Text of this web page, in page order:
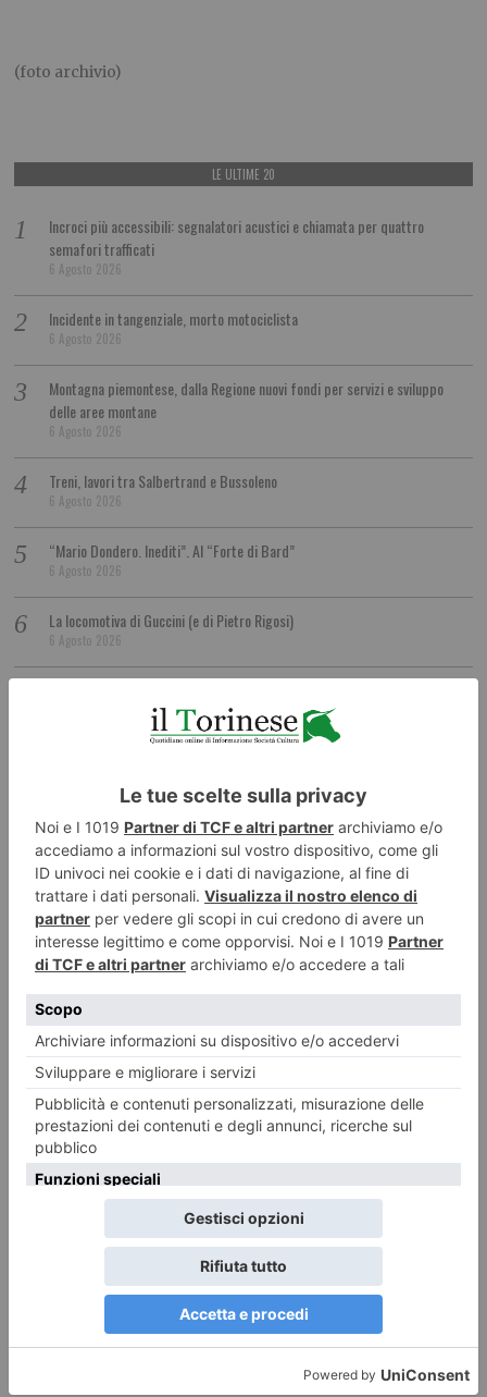
(foto archivio)
LE ULTIME 20
Incroci più accessibili: segnalatori acustici e chiamata per quattro
semafori trafficati
6 Agosto 2026
Incidente in tangenziale, morto motociclista
6 Agosto 2026
Montagna piemontese, dalla Regione nuovi fondi per servizi e sviluppo
delle aree montane
6 Agosto 2026
Treni, lavori tra Salbertrand e Bussoleno
6 Agosto 2026
“Mario Dondero. Inediti”. Al “Forte di Bard”
6 Agosto 2026
La locomotiva di Guccini (e di Pietro Rigosi)
6 Agosto 2026
L’abbazia di Santa Fede
6 Agosto 2026
De Marchi tra i 50 di Radio Cortina
6 Agosto 2026
Opere Vive. Percorsi di arte pubblica del cuneese
I consigli della Polizia di Stato per prevenire le truffe
6 Agosto 2026
Abbazia di Novalesa, nuova scala e facciata restaurata
6 Agosto 2026
Sformatini di peperoni ricetta light
6 Agosto 2026
Sta per tornare MITO SettembreMusica: Milano e Torino, vent’anni di
6 Agosto 2026
Ragazzina investita da bus ricoverata in codice rosso